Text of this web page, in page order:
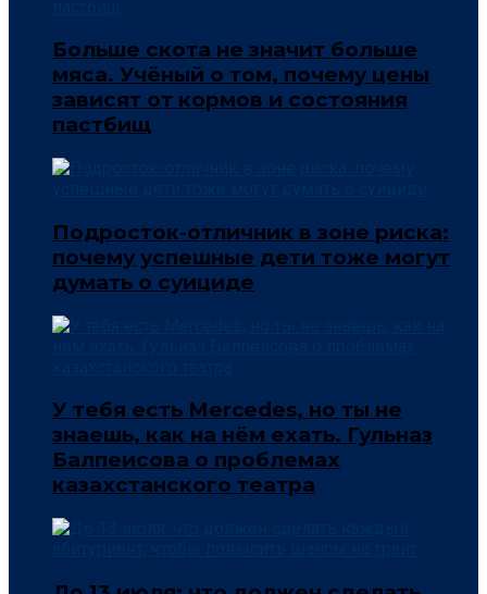
Больше скота не значит больше
мяса. Учёный о том, почему цены
зависят от кормов и состояния
пастбищ
Подросток-отличник в зоне риска:
почему успешные дети тоже могут
думать о суициде
У тебя есть Mercedes, но ты не
знаешь, как на нём ехать. Гульназ
Балпеисова о проблемах
казахстанского театра